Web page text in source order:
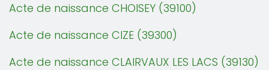
Acte de naissance CHOISEY (39100)
Acte de naissance CIZE (39300)
Acte de naissance CLAIRVAUX LES LACS (39130)